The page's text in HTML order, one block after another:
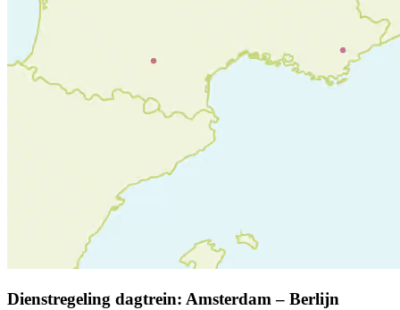
Dienstregeling dagtrein: Amsterdam – Berlijn